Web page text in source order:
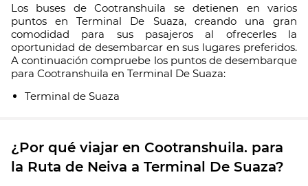
Los buses de Cootranshuila se detienen en varios
puntos en Terminal De Suaza, creando una gran
comodidad para sus pasajeros al ofrecerles la
oportunidad de desembarcar en sus lugares preferidos.
A continuación compruebe los puntos de desembarque
para Cootranshuila en Terminal De Suaza:
Terminal de Suaza
¿Por qué viajar en Cootranshuila. para
la Ruta de Neiva a Terminal De Suaza?